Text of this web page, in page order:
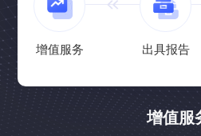
增值服务 出具报告
增值服